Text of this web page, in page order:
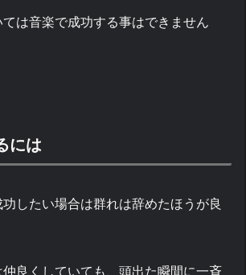
は音楽で成功する事はできません
には
したい場合は群れは辞めたほうが良
良くしていても、頭出た瞬間に一斉